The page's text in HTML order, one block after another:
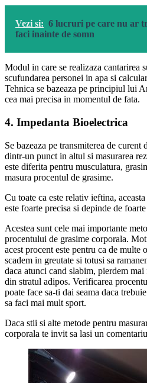
Vezi si: 6 lucruri pe care nu ar
faci inainte de somn
Modul in care se realizaza cantarirea
scufundarea personei in apa si
Tehnica se bazeaza pe principiul lui
cea mai precisa in momentul de fata.
4. Impedanta Bioelectrica
Se bazeaza pe transmiterea de
dintr-un punct in altul si masurarea
este diferita pentru musculatura,
masura procentul de grasime.
Cu toate ca este relativ ieftina,
este foarte precisa si depinde de
Acestea sunt cele mai importante
procentului de grasime corporala.
acest procent este pentru ca de multe
scadem in greutate si totusi sa
daca atunci cand slabim, pierdem
din stratul adipos. Verificarea
poate face sa-ti dai seama daca
sa faci mai mult sport.
Daca stii si alte metode pentru
corporala te invit sa lasi un